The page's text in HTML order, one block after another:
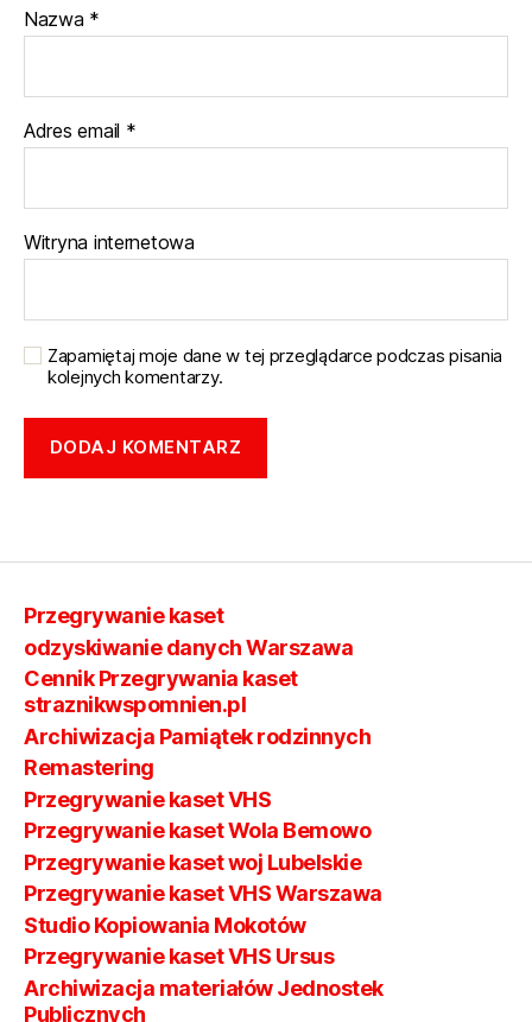
Nazwa *
Adres email *
Witryna internetowa
Zapamiętaj moje dane w tej przeglądarce podczas pisania
kolejnych komentarzy.
Przegrywanie kaset
odzyskiwanie danych Warszawa
Cennik Przegrywania kaset
straznikwspomnien.pl
Archiwizacja Pamiątek rodzinnych
Remastering
Przegrywanie kaset VHS
Przegrywanie kaset Wola Bemowo
Przegrywanie kaset woj Lubelskie
Przegrywanie kaset VHS Warszawa
Studio Kopiowania Mokotów
Przegrywanie kaset VHS Ursus
Archiwizacja materiałów Jednostek
Publicznych